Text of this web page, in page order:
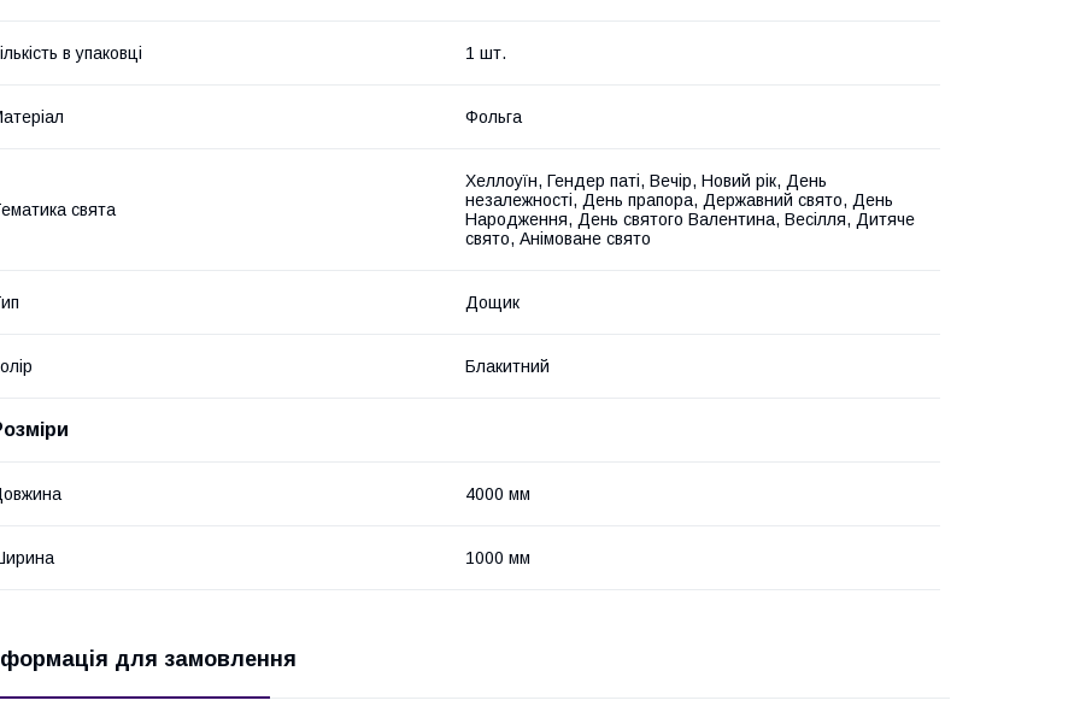
в упаковці 1 шт.
Фольга
свята
Хеллоуїн, Гендер паті, Вечір, Новий рік, День
незалежності, День прапора, Державний свято, День
Народження, День святого Валентина, Весілля, Дитяче
свято, Анімоване свято
Дощик
Блакитний
4000 мм
1000 мм
для замовлення